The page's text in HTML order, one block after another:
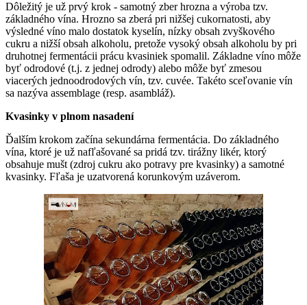
Dôležitý je už prvý krok - samotný zber hrozna a výroba tzv.
základného vína. Hrozno sa zberá pri nižšej cukornatosti, aby
výsledné víno malo dostatok kyselín, nízky obsah zvyškového
cukru a nižší obsah alkoholu, pretože vysoký obsah alkoholu by pri
druhotnej fermentácii prácu kvasiniek spomalil. Základne víno môže
byť odrodové (t.j. z jednej odrody) alebo môže byť zmesou
viacerých jednoodrodových vín, tzv. cuvée. Takéto sceľovanie vín
sa nazýva assemblage (resp. asambláž).
Kvasinky v plnom nasadení
Ďalším krokom začína sekundárna fermentácia. Do základného
vína, ktoré je už nafľašované sa pridá tzv. tirážny likér, ktorý
obsahuje mušt (zdroj cukru ako potravy pre kvasinky) a samotné
kvasinky. Fľaša je uzatvorená korunkovým uzáverom.